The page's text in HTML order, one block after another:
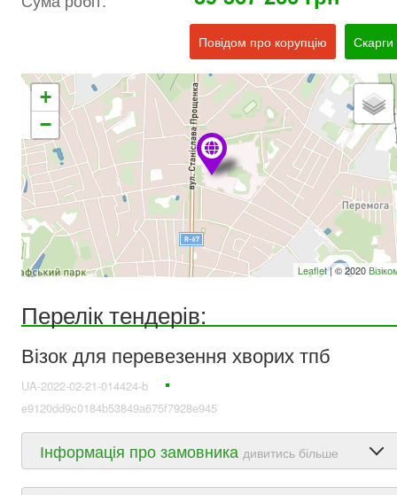
Повідом про корупцію Скарги
+
−
Leaflet| © 2020
Перелік тендерів:
Візок для перевезення хворих тпб
UA-2022-02-21-014424-b
e9120dd9c0184b53849a675f7928e945
Інформація про замовника дивитись більше